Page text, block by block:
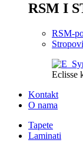
RSM I
RSM-
Stropovi
Eclisse
Kontakt
O nama
Tapete
Laminati